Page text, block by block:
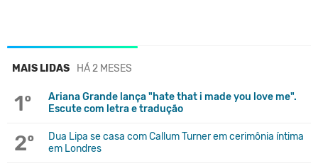
MAIS LIDAS HÁ 2 MESES
1º
Ariana Grande lança "hate that i made you love me".
Escute com letra e tradução
2º
Dua Lipa se casa com Callum Turner em cerimônia íntima
em Londres